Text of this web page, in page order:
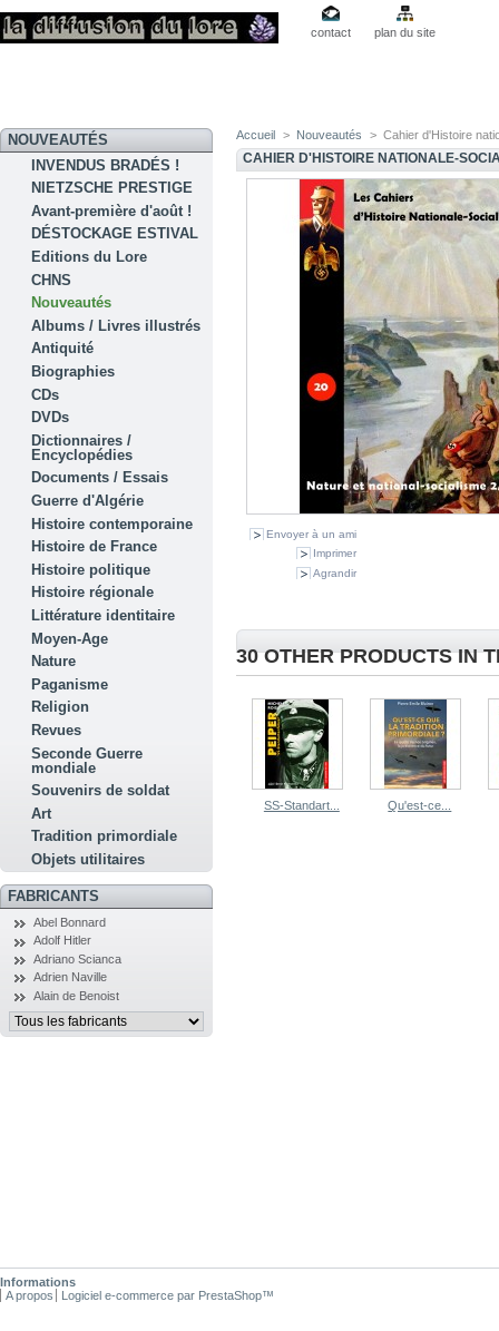
contact plan du site
NOUVEAUTÉS
INVENDUS BRADÉS !
NIETZSCHE PRESTIGE
Avant-première d'août !
DÉSTOCKAGE ESTIVAL
Editions du Lore
CHNS
Nouveautés
Albums / Livres illustrés
Antiquité
Biographies
CDs
DVDs
Dictionnaires /
Encyclopédies
Documents / Essais
Guerre d'Algérie
Histoire contemporaine
Histoire de France
Histoire politique
Histoire régionale
Littérature identitaire
Moyen-Age
Nature
Paganisme
Religion
Revues
Seconde Guerre
mondiale
Souvenirs de soldat
Art
Tradition primordiale
Objets utilitaires
FABRICANTS
Abel Bonnard
Adolf Hitler
Adriano Scianca
Adrien Naville
Alain de Benoist
Accueil > Nouveautés > Cahier d'Histoire
CAHIER D'HISTOIRE NATIONALE-
Envoyer à un ami
Imprimer
Agrandir
30 OTHER PRODUCTS IN
SS-Standart... Qu'est-ce...
Informations
A propos
Logiciel e-commerce par PrestaShop™